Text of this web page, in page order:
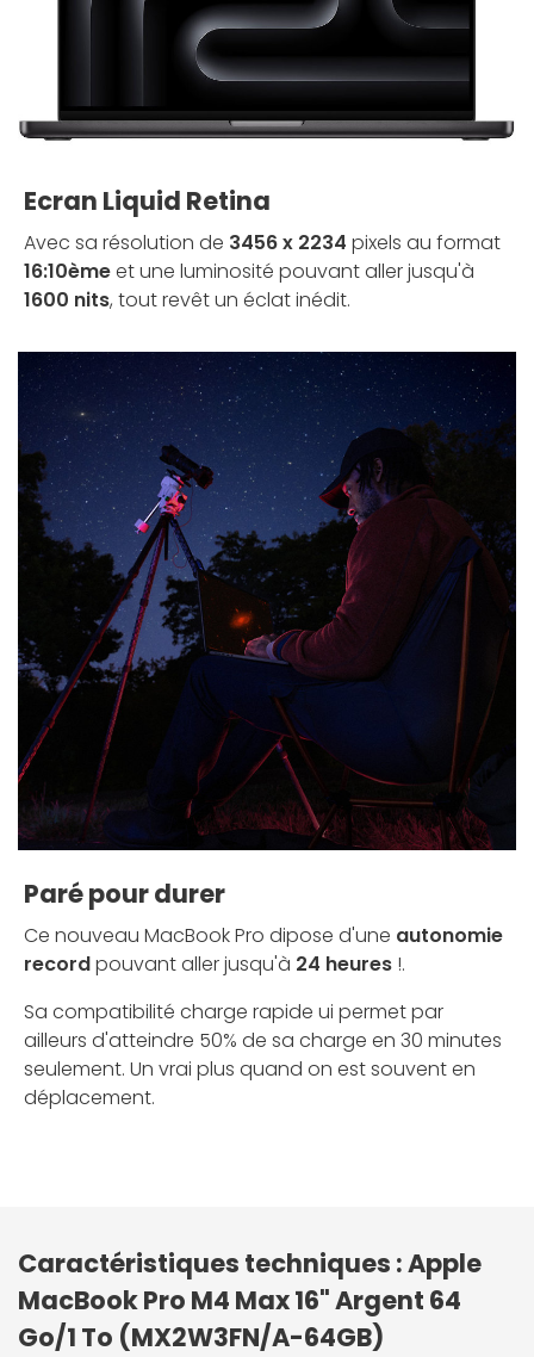
Ecran Liquid Retina
Avec sa résolution de 3456 x 2234 pixels au format
16:10èmeet une luminosité pouvant aller jusqu'à
1600 nits, tout revêt un éclat inédit.
Paré pour durer
Ce nouveau MacBook Pro dipose d'une autonomie
recordpouvant aller jusqu'à 24 heures !.
Sa compatibilité charge rapide ui permet par
ailleurs d'atteindre 50% de sa charge en 30 minutes
seulement. Un vrai plus quand on est souvent en
déplacement.
Caractéristiques techniques : Apple
MacBook Pro M4 Max 16" Argent 64
Go/1 To (MX2W3FN/A-64GB)